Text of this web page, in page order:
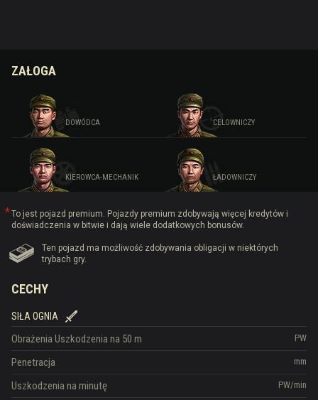
ZAŁOGA
DOWÓDCA CELOWNICZY
KIEROWCA-MECHANIK ŁADOWNICZY
To jest pojazd premium. Pojazdy premium zdobywają więcej kredytów i
doświadczenia w bitwie i dają wiele dodatkowych bonusów.
Ten pojazd ma możliwość zdobywania obligacji w niektórych
trybach gry.
CECHY
SIŁA OGNIA
PW
Obrażenia Uszkodzenia na 50 m
mm
Penetracja
PW/min
Uszkodzenia na minutę